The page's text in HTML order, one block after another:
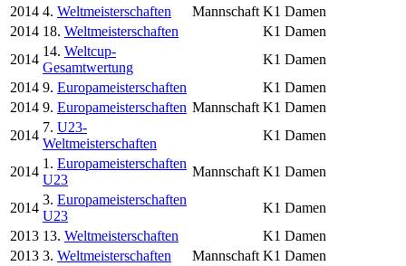
2014 4. Weltmeisterschaften Mannschaft K1 Damen
2014 18. Weltmeisterschaften
K1 Damen
2014
14. Weltcup-
Gesamtwertung
K1 Damen
2014 9. Europameisterschaften
K1 Damen
2014 9. Europameisterschaften Mannschaft K1 Damen
2014
7. U23-
Weltmeisterschaften
K1 Damen
2014
1. Europameisterschaften
U23
Mannschaft K1 Damen
2014
3. Europameisterschaften
U23
K1 Damen
2013 13. Weltmeisterschaften
K1 Damen
2013 3. Weltmeisterschaften Mannschaft K1 Damen